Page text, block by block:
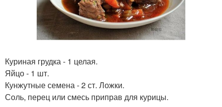
Куриная грудка - 1 целая.
Яйцо - 1 шт.
Кунжутные семена - 2 ст. Ложки.
Соль, перец или смесь приправ для курицы.